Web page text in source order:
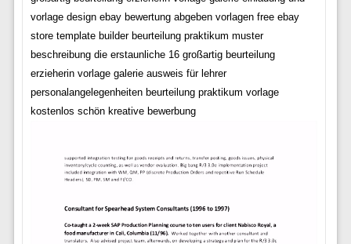
vorlage design ebay bewertung abgeben vorlagen free ebay
store template builder beurteilung praktikum muster
beschreibung die erstaunliche 16 großartig beurteilung
erzieherin vorlage galerie ausweis für lehrer
personalangelegenheiten beurteilung praktikum vorlage
kostenlos schön kreative bewerbung